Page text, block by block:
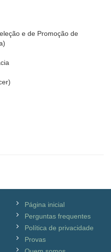
e de Promoção de
Página inicial
Perguntas frequentes
Política de privacidade
Provas